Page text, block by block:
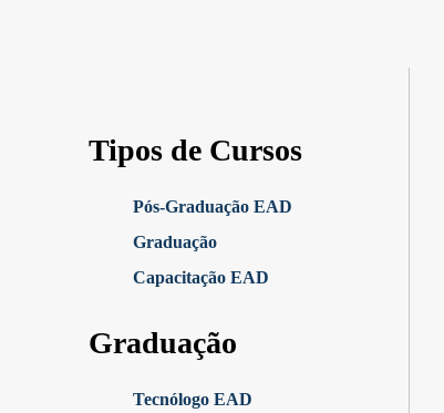
Tipos de Cursos
Pós-Graduação EAD
Graduação
Capacitação EAD
Graduação
Tecnólogo EAD